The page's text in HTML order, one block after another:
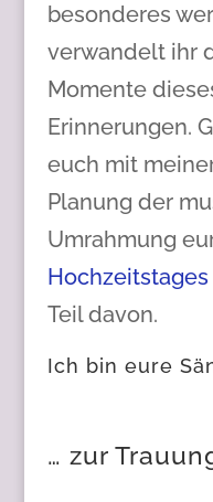
besonderes
verwandelt ihr
Momente
Erinnerungen.
euch mit
Planung der
Umrahmung
Hochzeitstages
Teil davon.
Ich bin eure
… zur